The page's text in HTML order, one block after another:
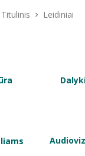
Titulinis Leidiniai